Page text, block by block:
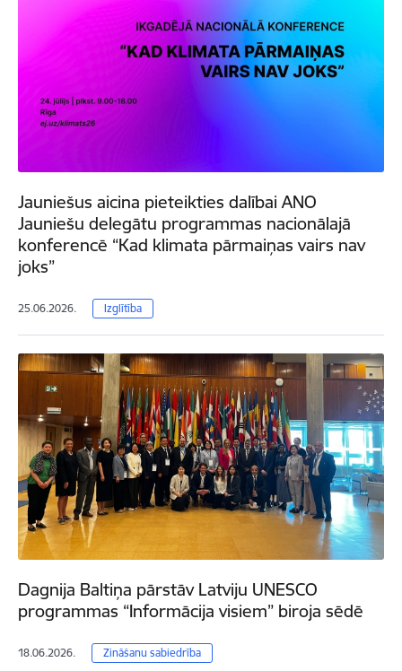
Jauniešus aicina pieteikties dalībai ANO
Jauniešu delegātu programmas nacionālajā
konferencē “Kad klimata pārmaiņas vairs nav
joks”
25.06.2026. Izglītība
Dagnija Baltiņa pārstāv Latviju UNESCO
programmas “Informācija visiem” biroja sēdē
18.06.2026. Zināšanu sabiedrība